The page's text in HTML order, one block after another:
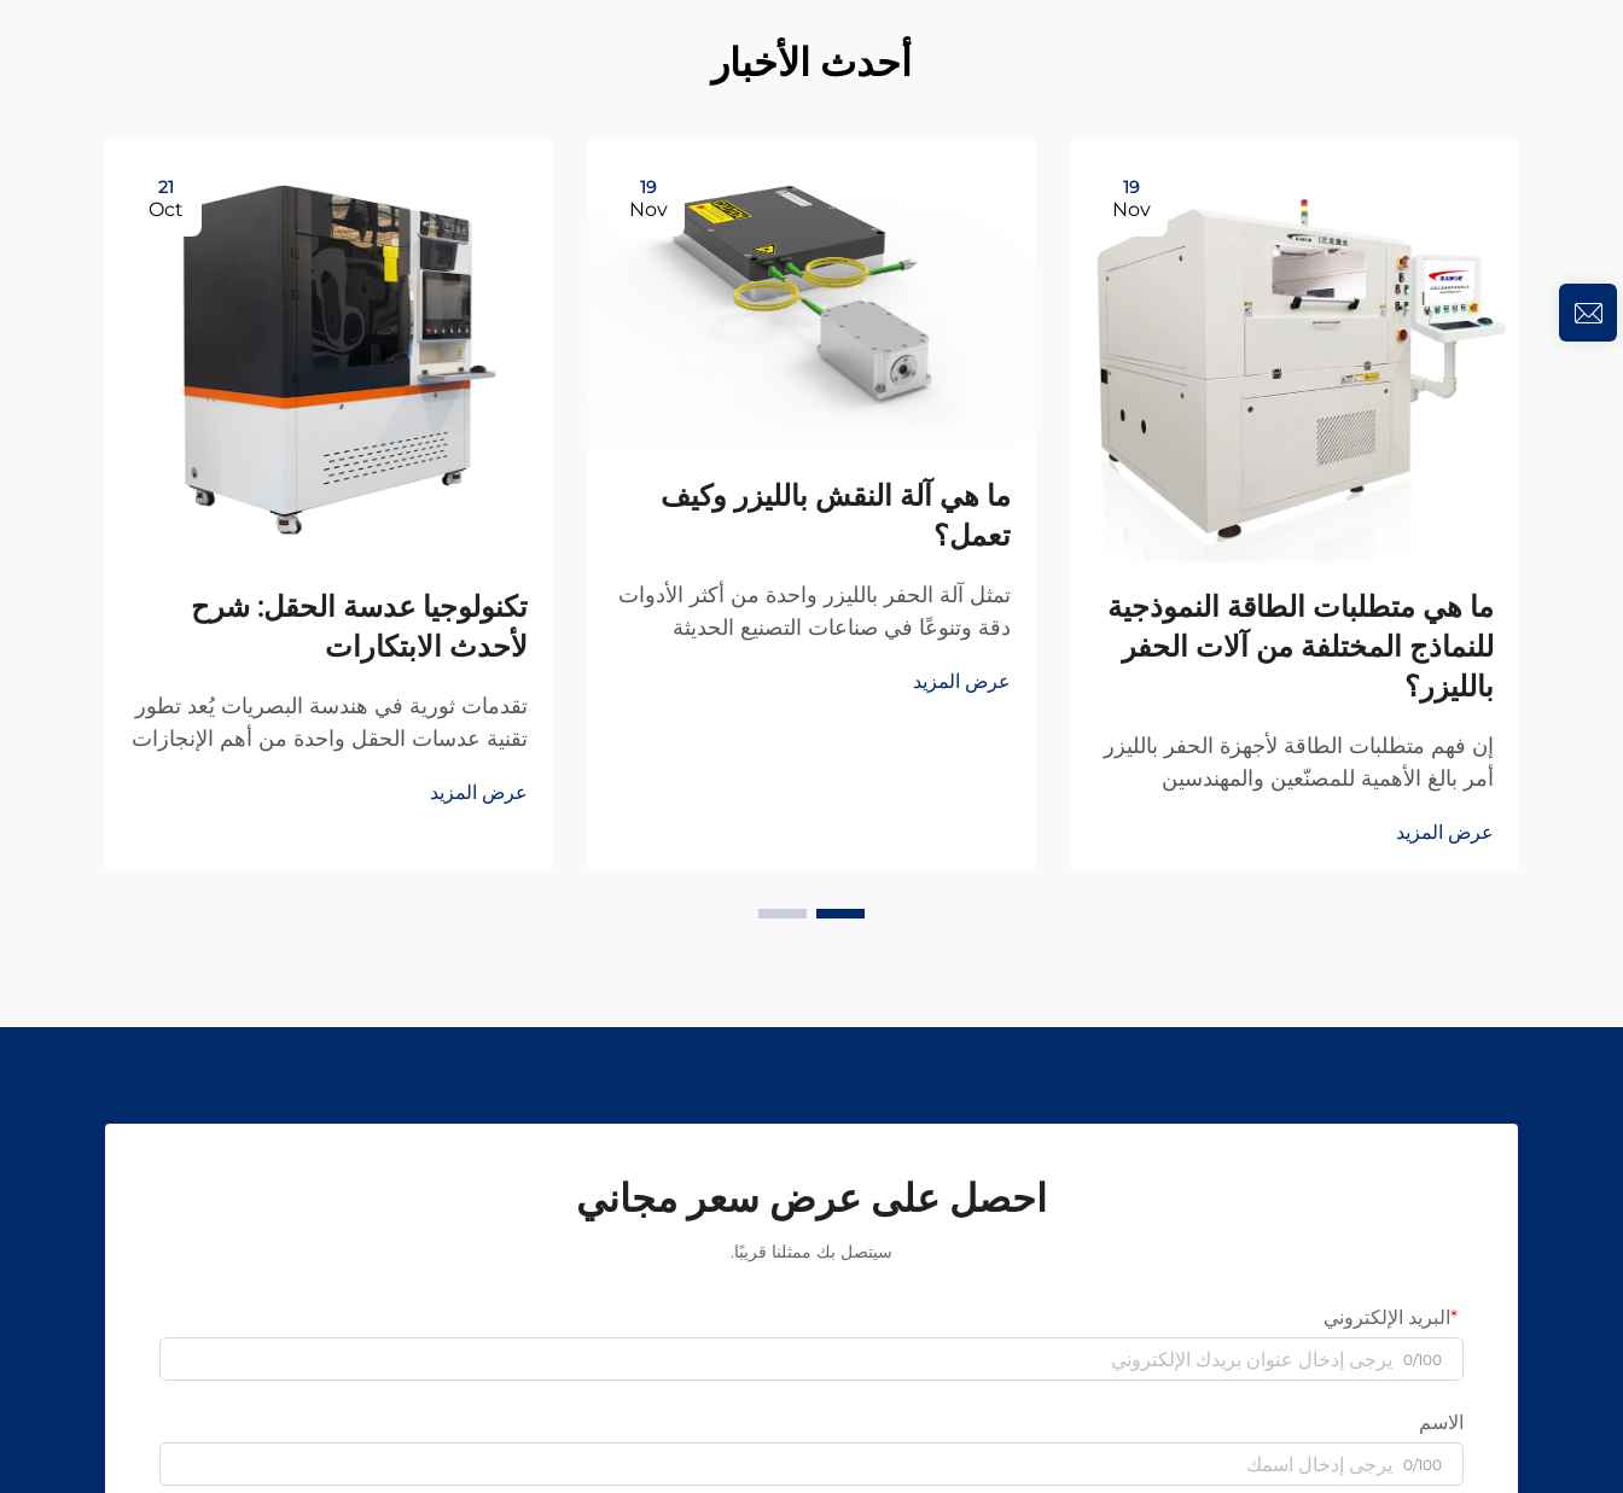
أحدث الأخبار
19
Nov
ما هي متطلبات الطاقة النموذجية
للنماذج المختلفة من آلات الحفر
بالليزر؟
إن فهم متطلبات الطاقة لأجهزة الحفر بالليزر
أمر بالغ الأهمية للمصنّعين والمهندسين
الصناعية. وتختلف المتطلبات الكهربائية لهذه
عرض المزيد
19
Nov
ما هي آلة النقش بالليزر وكيف
تعمل؟
تمثل آلة الحفر بالليزر واحدة من أكثر الأدوات
دقة وتنوعًا في صناعات التصنيع الحديثة
المتطورة أشعة ليزر مركزة لوضع علامات
عرض المزيد
21
Oct
تكنولوجيا عدسة الحقل: شرح
لأحدث الابتكارات
تقدمات ثورية في هندسة البصريات يُعد تطور
تقنية عدسات الحقل واحدة من أهم الإنجازات
العناصر البصرية المتطورة طريقة التقاط
عرض المزيد
احصل على عرض سعر مجاني
سيتصل بك ممثلنا قريبًا.
البريد الإلكتروني
0/100
الاسم
0/100